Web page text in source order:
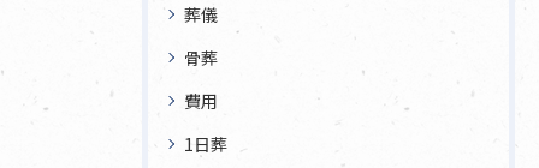
葬儀
骨葬
費用
1日葬